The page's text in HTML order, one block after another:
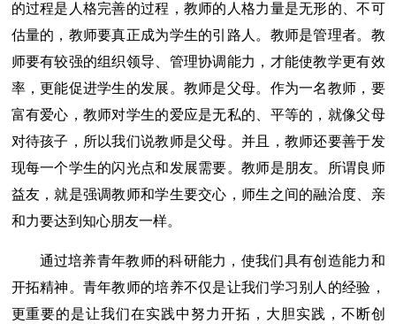
的过程是人格完善的过程，教师的人格力量是无形的、不可
估量的，教师要真正成为学生的引路人。教师是管理者。教
师要有较强的组织领导、管理协调能力，才能使教学更有效
率，更能促进学生的发展。教师是父母。作为一名教师，要
富有爱心，教师对学生的爱应是无私的、平等的，就像父母
对待孩子，所以我们说教师是父母。并且，教师还要善于发
现每一个学生的闪光点和发展需要。教师是朋友。所谓良师
益友，就是强调教师和学生要交心，师生之间的融洽度、亲
和力要达到知心朋友一样。
通过培养青年教师的科研能力，使我们具有创造能力和
开拓精神。青年教师的培养不仅是让我们学习别人的经验，
更重要的是让我们在实践中努力开拓，大胆实践，不断创